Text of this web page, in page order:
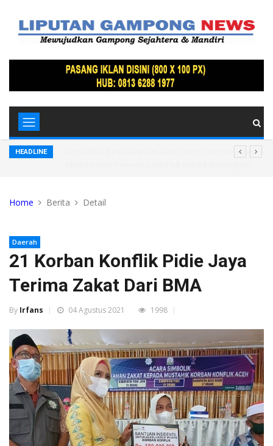
HEADLINE
di
Ketua BRA: Keakraban Mualem dengan Mentan Akan
Home Berita Detail
Daerah
21 Korban Konflik Pidie Jaya
Terima Zakat Dari BMA
By Irfans 04 Agustus 2021 1998